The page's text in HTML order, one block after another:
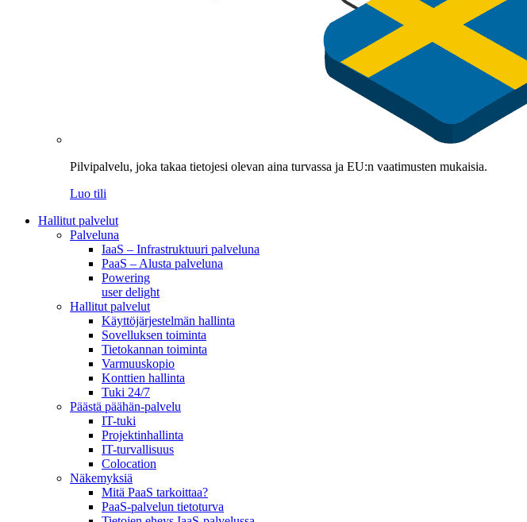
Pilvipalvelu, joka takaa tietojesi olevan aina turvassa ja EU:n vaatimusten mukaisia.
Luo tili
Hallitut palvelut
Palveluna
IaaS – Infrastruktuuri palveluna
PaaS – Alusta palveluna
Powering
user delight
Hallitut palvelut
Käyttöjärjestelmän hallinta
Sovelluksen toiminta
Tietokannan toiminta
Varmuuskopio
Konttien hallinta
Tuki 24/7
Päästä päähän-palvelu
IT-tuki
Projektinhallinta
IT-turvallisuus
Colocation
Näkemyksiä
Mitä PaaS tarkoittaa?
PaaS-palvelun tietoturva